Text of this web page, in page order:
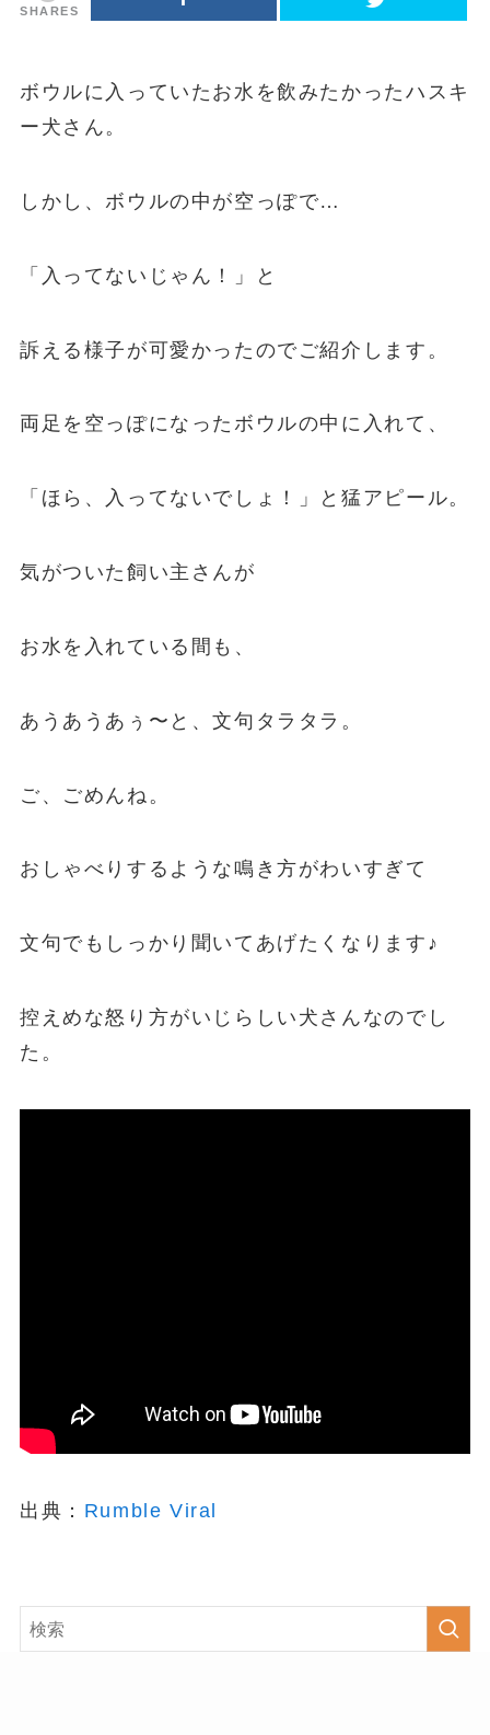
SHARES
ボウルに入っていたお水を飲みたかったハスキ
ー犬さん。
しかし、ボウルの中が空っぽで…
「入ってないじゃん！」と
訴える様子が可愛かったのでご紹介します。
両足を空っぽになったボウルの中に入れて、
「ほら、入ってないでしょ！」と猛アピール。
気がついた飼い主さんが
お水を入れている間も、
あうあうあぅ〜と、文句タラタラ。
ご、ごめんね。
おしゃべりするような鳴き方がわいすぎて
文句でもしっかり聞いてあげたくなります♪
控えめな怒り方がいじらしい犬さんなのでし
た。
出典： Rumble Viral